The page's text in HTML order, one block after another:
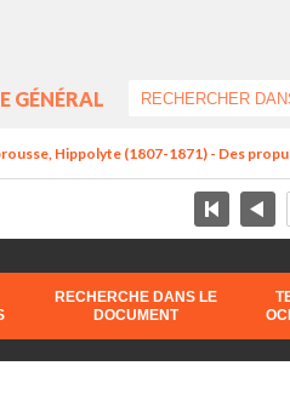
GÉNÉRAL
Hippolyte (1807-1871) - Des
RECHERCHE DANS LE
DOCUMENT